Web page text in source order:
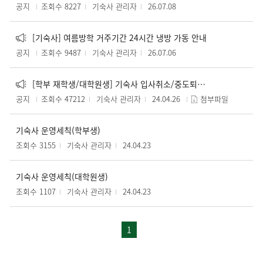
공지 조회수 8227 기숙사 관리자 26.07.08
[기숙사] 여름방학 거주기간 24시간 냉방 가동 안내
공지 조회수 9487 기숙사 관리자 26.07.06
[학부 재학생/대학원생] 기숙사 입사취소/중도퇴사 신청 안내
공지 조회수 47212 기숙사 관리자 24.04.26 첨부파일
기숙사 운영세칙(학부생)
조회수 3155 기숙사 관리자 24.04.23
기숙사 운영세칙(대학원생)
조회수 1107 기숙사 관리자 24.04.23
1